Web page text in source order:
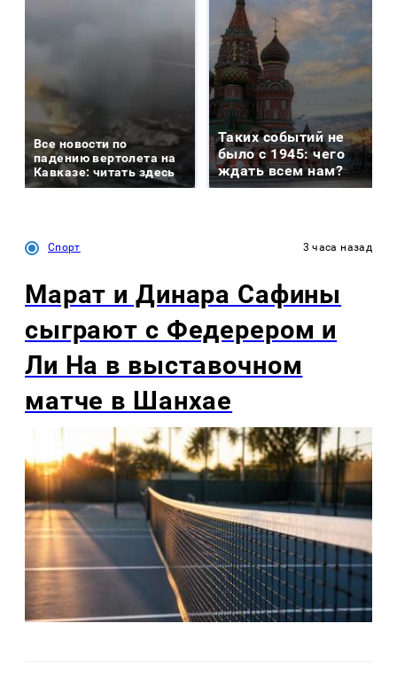
Все новости по
падению вертолета на
Кавказе: читать здесь
Таких событий не
было с 1945: чего
ждать всем нам?
Спорт 3 часа назад
Марат и Динара Сафины
сыграют с Федерером и
Ли На в выставочном
матче в Шанхае